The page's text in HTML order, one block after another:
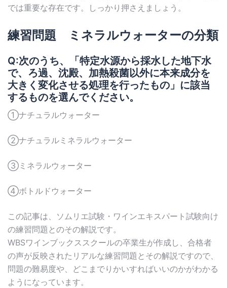
では重要な存在です。しっかり押さえましょう。
練習問題 ミネラルウォーターの分類
Q:次のうち、「特定水源から採水した地下水
で、ろ過、沈殿、加熱殺菌以外に本来成分を
大きく変化させる処理を行ったもの」に該当
するものを選んでください。
①ナチュラルウォーター
②ナチュラルミネラルウォーター
③ミネラルウォーター
④ボトルドウォーター
この記事は、ソムリエ試験・ワインエキスパート試験向け
の練習問題とのその解説です。
WBSワインブックススクールの卒業生が作成し、合格者
の声が反映されたリアルな練習問題とその解説ですので、
問題の難易度や、どこまでりかいすればいいのかがわかる
ようになっています。